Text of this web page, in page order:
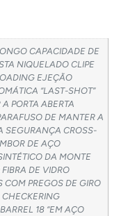
CAPACIDADE DE
NIQUELADO CLIPE
EJEÇÃO
“LAST-SHOT”
PORTA ABERTA
DE MANTER A
SEGURANÇA CROSS-
DE AÇO
DA MONTE
DE VIDRO
COM PREGOS DE GIRO
18 “EM AÇO